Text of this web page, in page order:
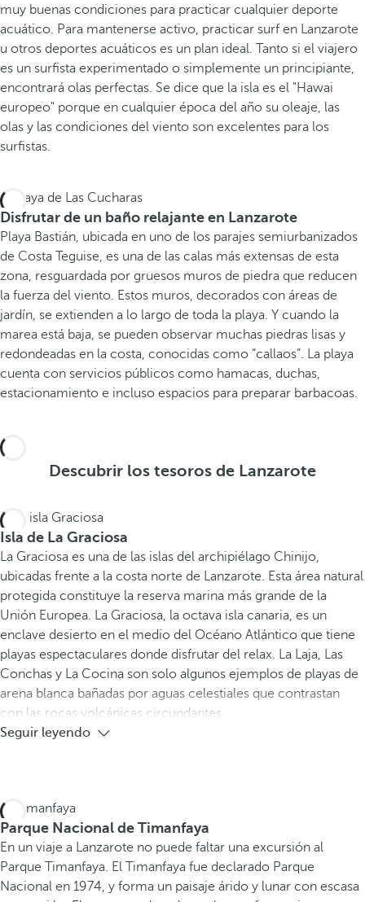
muy buenas condiciones para practicar cualquier deporte
acuático. Para mantenerse activo, practicar surf en Lanzarote
u otros deportes acuáticos es un plan ideal. Tanto si el viajero
es un surfista experimentado o simplemente un principiante,
encontrará olas perfectas. Se dice que la isla es el "Hawai
europeo" porque en cualquier época del año su oleaje, las
olas y las condiciones del viento son excelentes para los
surfistas.
Disfrutar de un baño relajante en Lanzarote
Playa Bastián, ubicada en uno de los parajes semiurbanizados
de Costa Teguise, es una de las calas más extensas de esta
zona, resguardada por gruesos muros de piedra que reducen
la fuerza del viento. Estos muros, decorados con áreas de
jardín, se extienden a lo largo de toda la playa. Y cuando la
marea está baja, se pueden observar muchas piedras lisas y
redondeadas en la costa, conocidas como “callaos”. La playa
cuenta con servicios públicos como hamacas, duchas,
estacionamiento e incluso espacios para preparar barbacoas.
Descubrir los tesoros de Lanzarote
Isla de La Graciosa
La Graciosa es una de las islas del archipiélago Chinijo,
ubicadas frente a la costa norte de Lanzarote. Esta área natural
protegida constituye la reserva marina más grande de la
Unión Europea. La Graciosa, la octava isla canaria, es un
enclave desierto en el medio del Océano Atlántico que tiene
playas espectaculares donde disfrutar del relax. La Laja, Las
Conchas y La Cocina son solo algunos ejemplos de playas de
arena blanca bañadas por aguas celestiales que contrastan
con las rocas volcánicas circundantes.
Seguir leyendo
Parque Nacional de Timanfaya
En un viaje a Lanzarote no puede faltar una excursión al
Parque Timanfaya. El Timanfaya fue declarado Parque
Nacional en 1974, y forma un paisaje árido y lunar con escasa